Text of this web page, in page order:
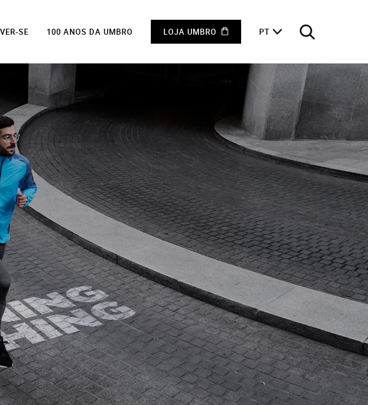
SE 100 ANOS DA UMBRO LOJA UMBRO PT